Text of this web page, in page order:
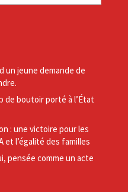
un jeune demande de
de boutoir porté à l’État
: une victoire pour les
et l’égalité des familles
pensée comme un acte